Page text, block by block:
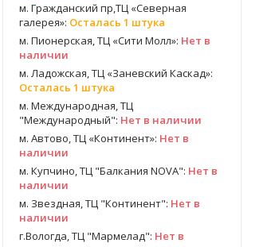
м. Гражданский пр,ТЦ «Северная
галерея»: Осталась 1 штука
м. Пионерская, ТЦ «Сити Молл»: Нет в
наличии
м. Ладожская, ТЦ «Заневский Каскад»:
Осталась 1 штука
м. Международная, ТЦ
"Международный": Нет в наличии
м. Автово, ТЦ «Континент»: Нет в
наличии
м. Купчино, ТЦ "Балкания NOVA": Нет в
наличии
м. Звездная, ТЦ "Континент": Нет в
наличии
г.Вологда, ТЦ "Мармелад": Нет в